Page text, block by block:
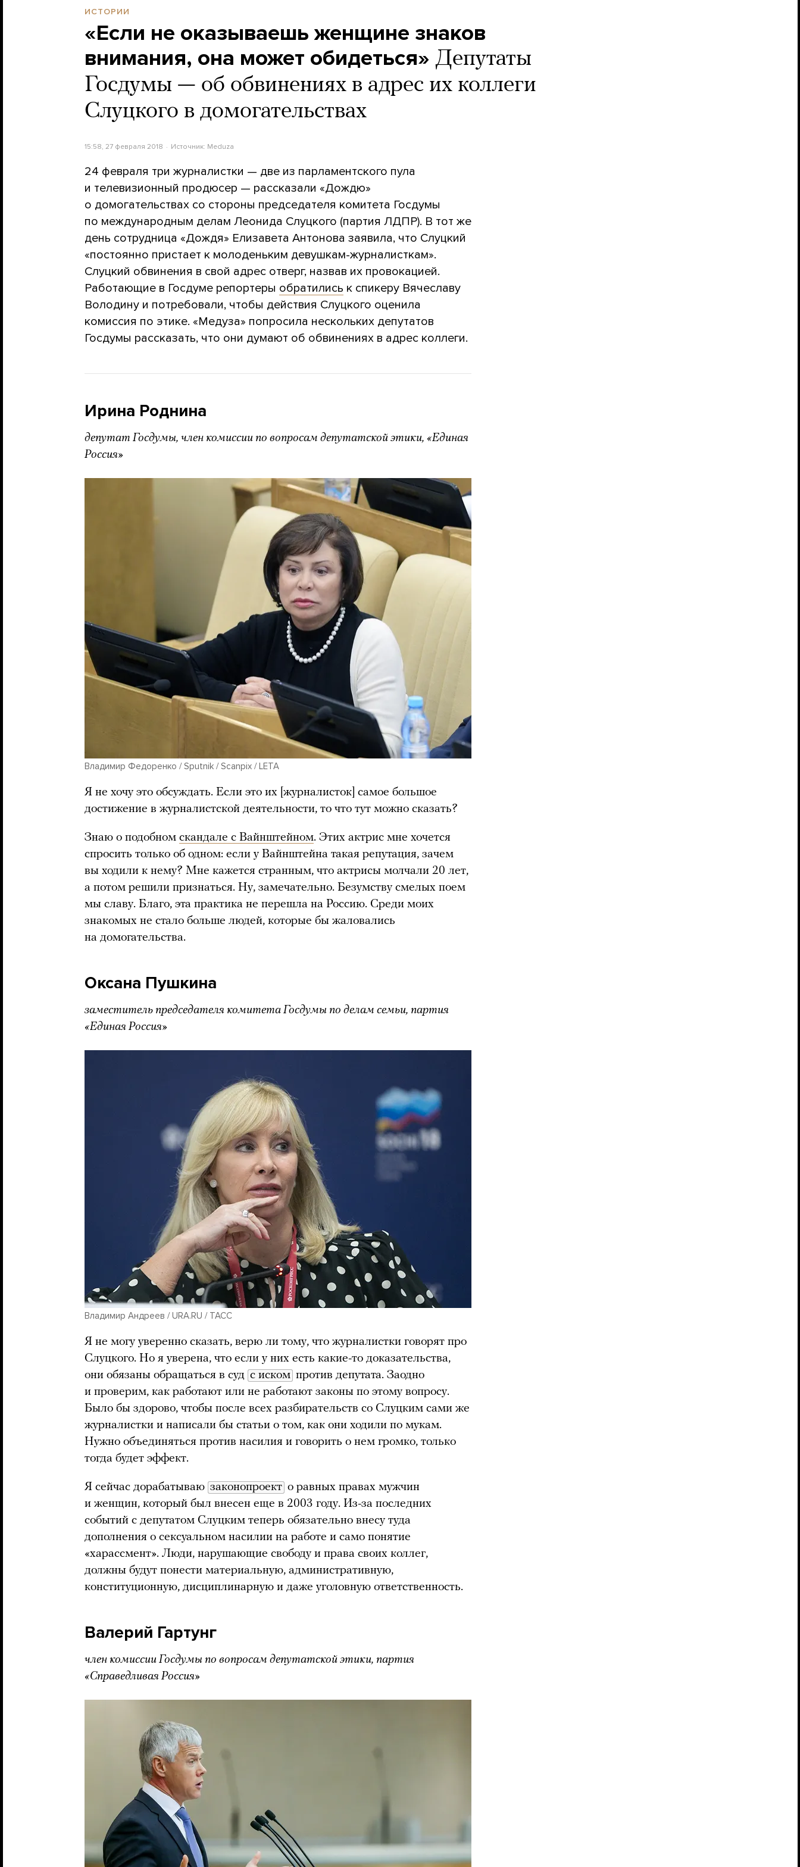
ИСТОРИИ
«Если не оказываешь женщине знаков
внимания, она может обидеться» Депутаты
Госдумы — об обвинениях в адрес их коллеги
Слуцкого в домогательствах
15:58, 27 февраля 2018 Источник: Meduza
24 февраля три журналистки — две из парламентского пула
и телевизионный продюсер — рассказали «Дождю»
о домогательствах со стороны председателя комитета Госдумы
по международным делам Леонида Слуцкого (партия ЛДПР). В тот же
день сотрудница «Дождя» Елизавета Антонова заявила, что Слуцкий
«постоянно пристает к молоденьким девушкам-журналисткам».
Слуцкий обвинения в свой адрес отверг, назвав их провокацией.
Работающие в Госдуме репортеры обратились к спикеру Вячеславу
Володину и потребовали, чтобы действия Слуцкого оценила
комиссия по этике. «Медуза» попросила нескольких депутатов
Госдумы рассказать, что они думают об обвинениях в адрес коллеги.
Ирина Роднина
депутат Госдумы, член комиссии по вопросам депутатской этики, «Единая
Россия»
Владимир Федоренко / Sputnik / Scanpix / LETA
Я не хочу это обсуждать. Если это их [журналисток] самое большое
достижение в журналистской деятельности, то что тут можно сказать?
Знаю о подобном скандале с Вайнштейном. Этих актрис мне хочется
спросить только об одном: если у Вайнштейна такая репутация, зачем
вы ходили к нему? Мне кажется странным, что актрисы молчали 20 лет,
а потом решили признаться. Ну, замечательно. Безумству смелых поем
мы славу. Благо, эта практика не перешла на Россию. Среди моих
знакомых не стало больше людей, которые бы жаловались
на домогательства.
Оксана Пушкина
заместитель председателя комитета Госдумы по делам семьи, партия
«Единая Россия»
Владимир Андреев / URA.RU / ТАСС
Я не могу уверенно сказать, верю ли тому, что журналистки говорят про
Слуцкого. Но я уверена, что если у них есть какие-то доказательства,
они обязаны обращаться в суд с иском против депутата. Заодно
и проверим, как работают или не работают законы по этому вопросу.
Было бы здорово, чтобы после всех разбирательств со Слуцким сами же
журналистки и написали бы статьи о том, как они ходили по мукам.
Нужно объединяться против насилия и говорить о нем громко, только
тогда будет эффект.
Я сейчас дорабатываю законопроект о равных правах мужчин
и женщин, который был внесен еще в 2003 году. Из-за последних
событий с депутатом Слуцким теперь обязательно внесу туда
дополнения о сексуальном насилии на работе и само понятие
«харассмент». Люди, нарушающие свободу и права своих коллег,
должны будут понести материальную, административную,
конституционную, дисциплинарную и даже уголовную ответственность.
Валерий Гартунг
член комиссии Госдумы по вопросам депутатской этики, партия
«Справедливая Россия»